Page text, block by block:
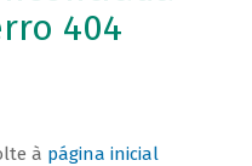
404
à página inicial